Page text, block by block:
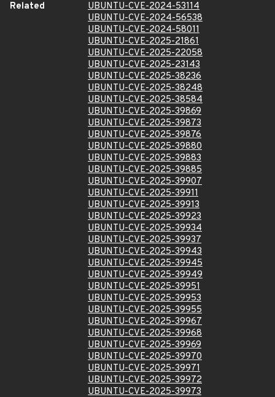
Related
UBUNTU-CVE-2024-53114
UBUNTU-CVE-2024-56538
UBUNTU-CVE-2024-58011
UBUNTU-CVE-2025-21861
UBUNTU-CVE-2025-22058
UBUNTU-CVE-2025-23143
UBUNTU-CVE-2025-38236
UBUNTU-CVE-2025-38248
UBUNTU-CVE-2025-38584
UBUNTU-CVE-2025-39869
UBUNTU-CVE-2025-39873
UBUNTU-CVE-2025-39876
UBUNTU-CVE-2025-39880
UBUNTU-CVE-2025-39883
UBUNTU-CVE-2025-39885
UBUNTU-CVE-2025-39907
UBUNTU-CVE-2025-39911
UBUNTU-CVE-2025-39913
UBUNTU-CVE-2025-39923
UBUNTU-CVE-2025-39934
UBUNTU-CVE-2025-39937
UBUNTU-CVE-2025-39943
UBUNTU-CVE-2025-39945
UBUNTU-CVE-2025-39949
UBUNTU-CVE-2025-39951
UBUNTU-CVE-2025-39953
UBUNTU-CVE-2025-39955
UBUNTU-CVE-2025-39967
UBUNTU-CVE-2025-39968
UBUNTU-CVE-2025-39969
UBUNTU-CVE-2025-39970
UBUNTU-CVE-2025-39971
UBUNTU-CVE-2025-39972
UBUNTU-CVE-2025-39973